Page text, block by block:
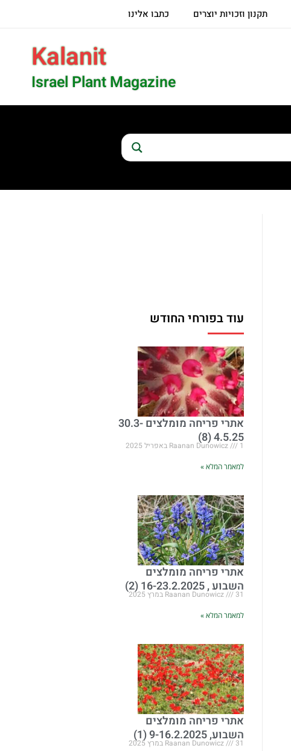
תקנון וזכויות יוצרים כתבו אלינו
Kalanit
Israel Plant Magazine
עוד בפורחי החודש
אתרי פריחה מומלצים 30.3-
4.5.25 (8)
Raanan Dunowicz 1 באפריל 2025
למאמר המלא »
אתרי פריחה מומלצים
השבוע , 16-23.2.2025 (2)Raanan Dunowicz 31 במרץ 2025
למאמר המלא »
אתרי פריחה מומלצים
השבוע, 9-16.2.2025 (1)Raanan Dunowicz 31 במרץ 2025